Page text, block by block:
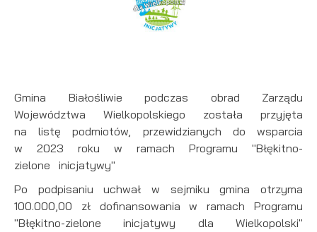
Gmina Białośliwie podczas obrad Zarządu
Województwa Wielkopolskiego została przyjęta
na listę podmiotów, przewidzianych do wsparcia
w 2023 roku w ramach Programu "Błękitno-
zielone inicjatywy"
Po podpisaniu uchwał w sejmiku gmina otrzyma
100.000,00 zł dofinansowania w ramach Programu
"Błękitno-zielone inicjatywy dla Wielkopolski"
upodobań oraz Twoich zwyczajów dotyczących
przeglądanej witryny internetowej. Treści promocyjne
wiadomości, ofert, komunikatów mediów
społecznościowych.